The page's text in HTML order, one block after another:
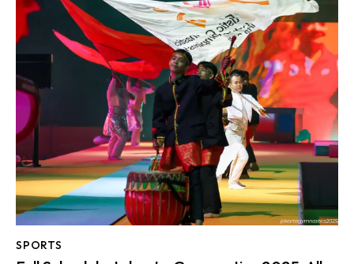
SPORTS